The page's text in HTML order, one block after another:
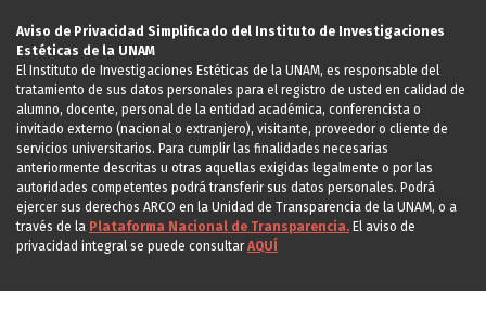
Aviso de Privacidad Simplificado del Instituto de Investigaciones
Estéticas de la UNAM
El Instituto de Investigaciones Estéticas de la UNAM, es responsable del
tratamiento de sus datos personales para el registro de usted en calidad de
alumno, docente, personal de la entidad académica, conferencista o
invitado externo (nacional o extranjero), visitante, proveedor o cliente de
servicios universitarios. Para cumplir las finalidades necesarias
anteriormente descritas u otras aquellas exigidas legalmente o por las
autoridades competentes podrá transferir sus datos personales. Podrá
ejercer sus derechos ARCO en la Unidad de Transparencia de la UNAM, o a
través de la Plataforma Nacional de Transparencia. El aviso de
privacidad integral se puede consultarAQUÍ